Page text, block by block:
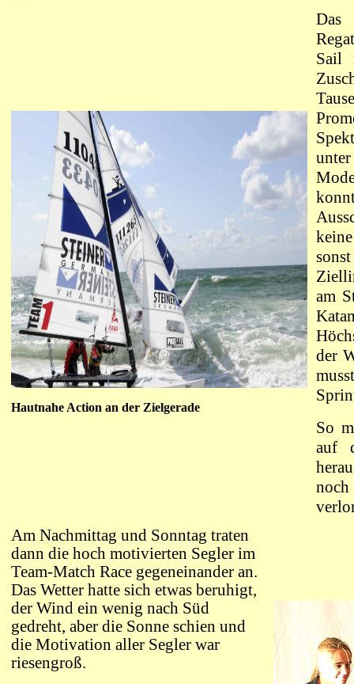
Hautnahe Action an der Zielgerade
Das
Sail
am
der
So
auf
noch
Am Nachmittag und Sonntag traten
dann die hoch motivierten Segler im
Team-Match Race gegeneinander an.
Das Wetter hatte sich etwas beruhigt,
der Wind ein wenig nach Süd
gedreht, aber die Sonne schien und
die Motivation aller Segler war
riesengroß.